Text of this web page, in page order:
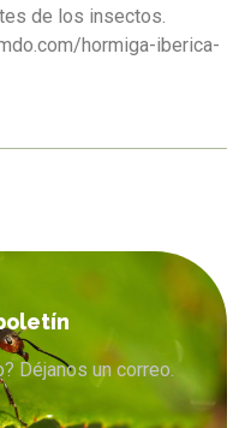
de los insectos.
hormiga-iberica-
Déjanos un correo.